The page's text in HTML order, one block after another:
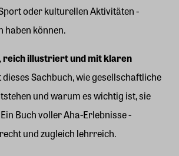
oder kulturellen Aktivitäten -
haben können.
reich illustriert und mit klaren
Sachbuch, wie gesellschaftliche
und warum es wichtig ist, sie
Buch voller Aha-Erlebnisse -
und zugleich lehrreich.